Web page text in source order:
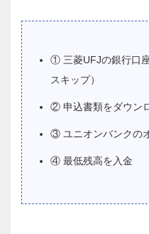
① 三菱UFJの銀行口
スキップ）
② 申込書類をダウン
③ ユニオンバンクの
④ 最低残高を入金